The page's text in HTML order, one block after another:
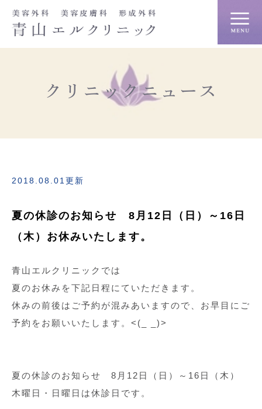
クリニックニュース
2018.08.01更新
夏の休診のお知らせ 8月12日（日）～16日
（木）お休みいたします。
青山エルクリニックでは
夏のお休みを下記日程にていただきます。
休みの前後はご予約が混みあいますので、お早目にご
予約をお願いいたします。<(_ _)>
夏の休診のお知らせ 8月12日（日）～16日（木）
木曜日・日曜日は休診日です。